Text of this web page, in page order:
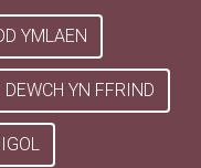
YMLAEN
DEWCH YN FFRIND